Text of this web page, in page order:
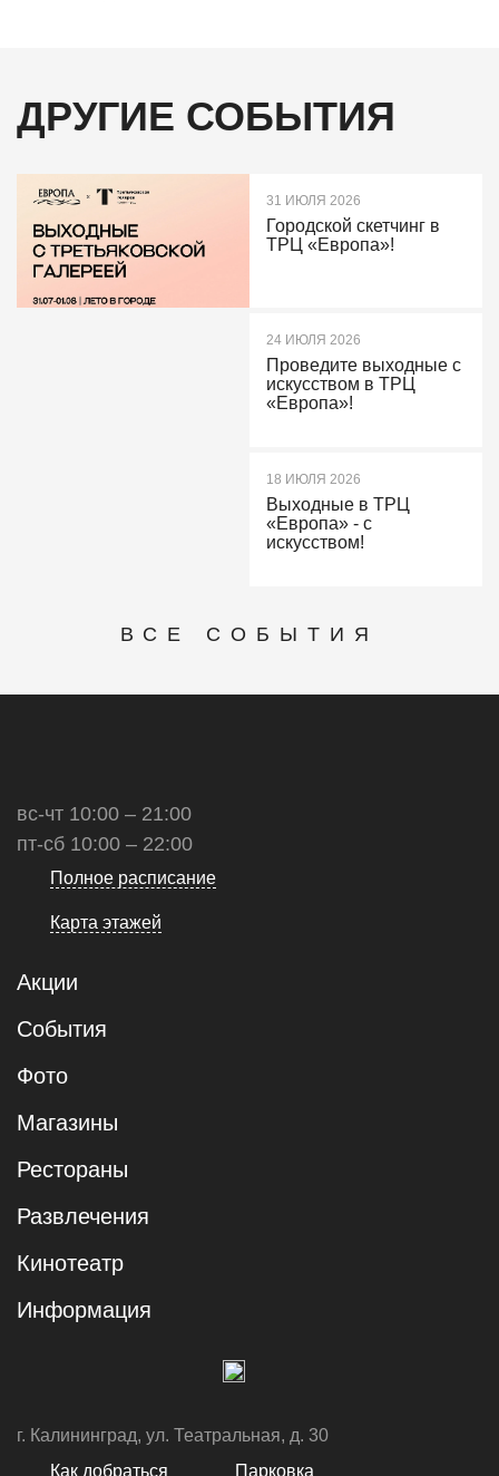
ДРУГИЕ СОБЫТИЯ
31 ИЮЛЯ 2026
Городской скетчинг в
ТРЦ «Европа»!
24 ИЮЛЯ 2026
Проведите выходные с
искусством в ТРЦ
«Европа»!
18 ИЮЛЯ 2026
Выходные в ТРЦ
«Европа» - с
искусством!
ВСЕ СОБЫТИЯ
вс-чт 10:00 – 21:00
пт-сб 10:00 – 22:00
Полное расписание
Карта этажей
Акции
События
Фото
Магазины
Рестораны
Развлечения
Кинотеатр
Информация
г. Калининград, ул. Театральная, д. 30
Как добраться
Парковка